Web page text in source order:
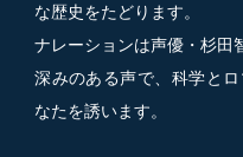
な歴史をたどります。
ナレーションは声優・杉田
深みのある声で、科学と
なたを誘います。